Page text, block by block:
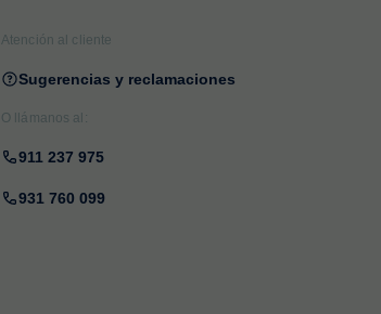
Atención al cliente
Sugerencias y reclamaciones
O llámanos al:
911 237 975
931 760 099